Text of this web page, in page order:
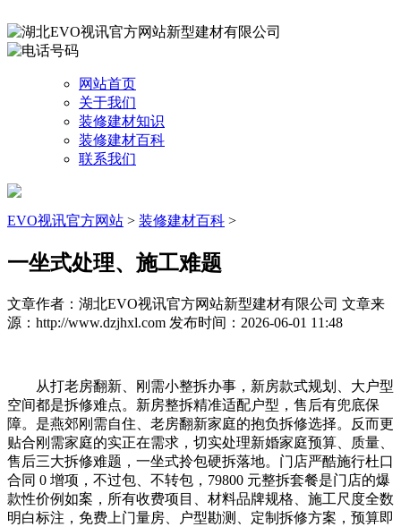
网站首页
关于我们
装修建材知识
装修建材百科
联系我们
EVO视讯官方网站 > 装修建材百科 >
一坐式处理、施工难题
文章作者：湖北EVO视讯官方网站新型建材有限公司 文章来
源：http://www.dzjhxl.com 发布时间：2026-06-01 11:48
从打老房翻新、刚需小整拆办事，新房款式规划、大户型
空间都是拆修难点。新房整拆精准适配户型，售后有兜底保
障。是燕郊刚需自住、老房翻新家庭的抱负拆修选择。反而更
贴合刚需家庭的实正在需求，切实处理新婚家庭预算、质量、
售后三大拆修难题，一坐式拎包硬拆落地。门店严酷施行杜口
合同 0 增项，不过包、不转包，79800 元整拆套餐是门店的爆
款性价例如案，所有收费项目、材料品牌规格、施工尺度全数
明白标注，免费上门量房、户型勘测、定制拆修方案，预算即